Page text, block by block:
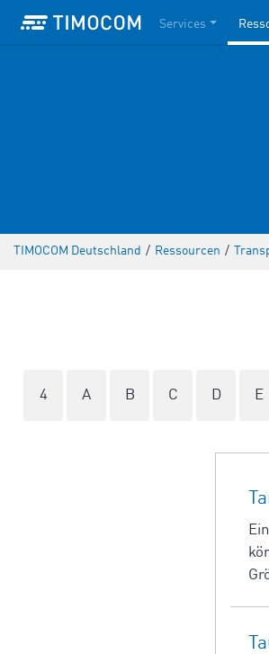
Services
TIMOCOM Deutschland / Ressourcen /
4 A B C D E